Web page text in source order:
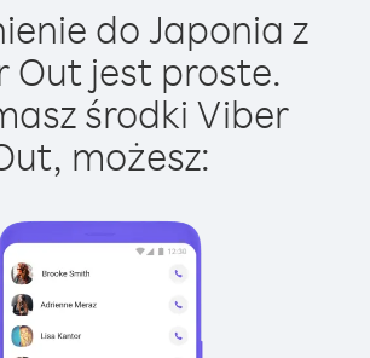
do Japonia z
Out jest proste.
środki Viber
możesz: